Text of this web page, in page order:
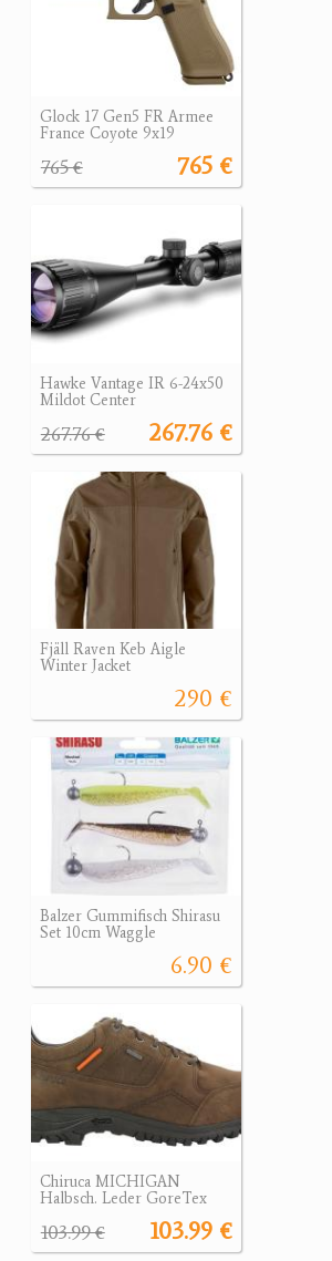
Glock 17 Gen5 FR Armee
France Coyote 9x19
765 €
765 €
Hawke Vantage IR 6-24x50
Mildot Center
267.76 €
267.76 €
Fjäll Raven Keb Aigle
Winter Jacket
290 €
Balzer Gummifisch Shirasu
Set 10cm Waggle
6.90 €
Chiruca MICHIGAN
Halbsch. Leder GoreTex
103.99 €
103.99 €